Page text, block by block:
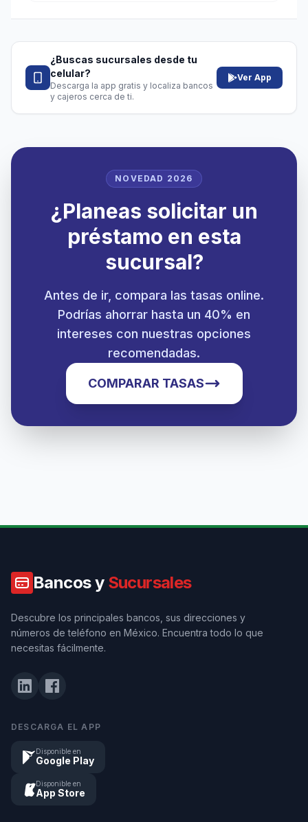
¿Buscas sucursales desde tu
celular?
Descarga la app gratis y localiza bancos
y cajeros cerca de ti.
Ver App
NOVEDAD 2026
¿Planeas solicitar un
préstamo en esta
sucursal?
Antes de ir, compara las tasas online.
Podrías ahorrar hasta un 40% en
intereses con nuestras opciones
recomendadas.
COMPARAR TASAS
Bancos y Sucursales
Descubre los principales bancos, sus direcciones y
números de teléfono en México. Encuentra todo lo que
necesitas fácilmente.
DESCARGA EL APP
Disponible en
Google Play
Disponible en
App Store